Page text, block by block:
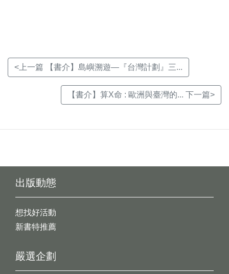
<上一篇 【書介】島嶼溯遊—『台灣計劃』三...
【書介】算X命 : 歐洲與臺灣的... 下一篇>
出版動態
想找好活動
新書特推薦
嚴選企劃